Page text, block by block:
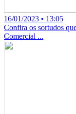
16/01/2023 • 13:05
Confira os sortudos
Comercial ...